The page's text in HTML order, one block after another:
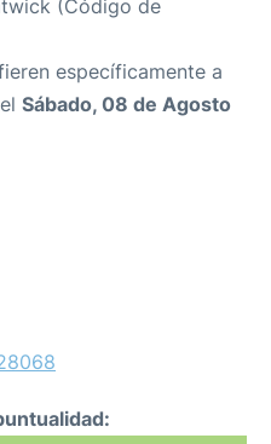
(Código de
específicamente a
Sábado, 08 de Agosto